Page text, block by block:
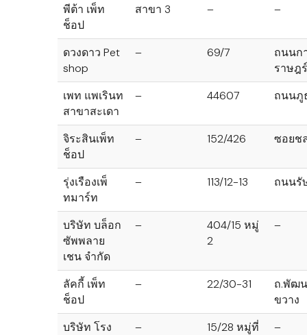
พีต้า เพ็ท
ช็อป
สาขา 3 – –
ดวงดาว Pet
shop
– 69/7
ถนนก
ราษฎร์
เพท แพเรินท
สาขาสะเดา
– 44607 ถนนภู
จิระสินเพ็ท
ช็อป
– 152/426 ซอยช
รุ่งเรืองเพ็
ทมาร์ท
– 113/12-13 ถนนรั
บริษัท บล็อก
ซัพพลาย
เชน จำกัด
–
404/15 หมู่
2
–
ลัคกี้ เพ็ท
ช็อป
– 22/30-31
ถ.พัฒ
ขวาง
บริษัท โรง
–
15/28 หมู่ที่
–